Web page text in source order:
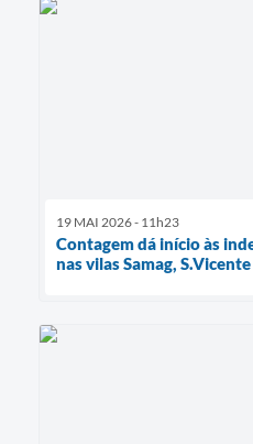
19 MAI 2026 - 11h23
Contagem dá início às
nas vilas Samag,